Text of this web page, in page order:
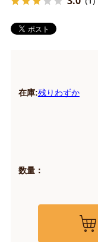
在庫:残りわずか
数量：